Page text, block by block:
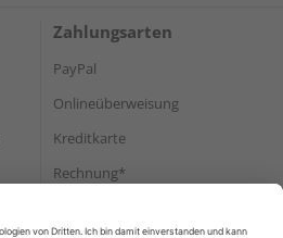
Zahlungsarten
PayPal
Onlineüberweisung
Kreditkarte
Rechnung*